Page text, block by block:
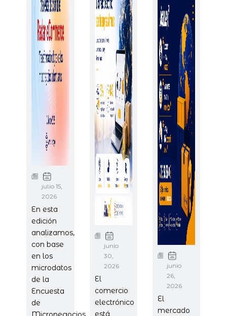
julio 15,
2026
En esta
edición
analizamos,
con base
en los
microdatos
de la
Encuesta
de
junio
30,
2026
El
comercio
electrónico
está
junio
26,
2026
El
mercado